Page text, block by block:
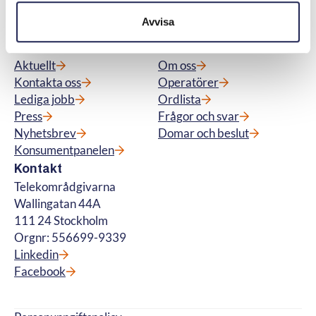
Avvisa
Meny
Aktuellt
Kontakta oss
Lediga jobb
Press
Nyhetsbrev
Konsumentpanelen
Snabblänkar
Om oss
Operatörer
Ordlista
Frågor och svar
Domar och beslut
Kontakt
Telekområdgivarna
Wallingatan 44A
111 24 Stockholm
Orgnr: 556699-9339
Linkedin
Facebook